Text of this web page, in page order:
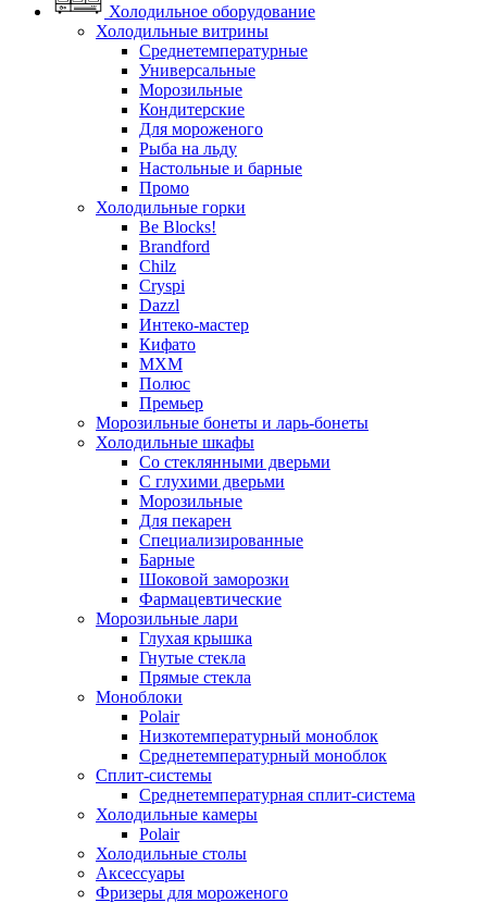
Холодильное оборудование
Холодильные витрины
Среднетемпературные
Универсальные
Морозильные
Кондитерские
Для мороженого
Рыба на льду
Настольные и барные
Промо
Холодильные горки
Be Blocks!
Brandford
Chilz
Cryspi
Dazzl
Интеко-мастер
Кифато
МХМ
Полюс
Премьер
Морозильные бонеты и ларь-бонеты
Холодильные шкафы
Со стеклянными дверьми
С глухими дверьми
Морозильные
Для пекарен
Специализированные
Барные
Шоковой заморозки
Фармацевтические
Морозильные лари
Глухая крышка
Гнутые стекла
Прямые стекла
Моноблоки
Polair
Низкотемпературный моноблок
Среднетемпературный моноблок
Сплит-системы
Среднетемпературная сплит-система
Холодильные камеры
Polair
Холодильные столы
Аксессуары
Фризеры для мороженого